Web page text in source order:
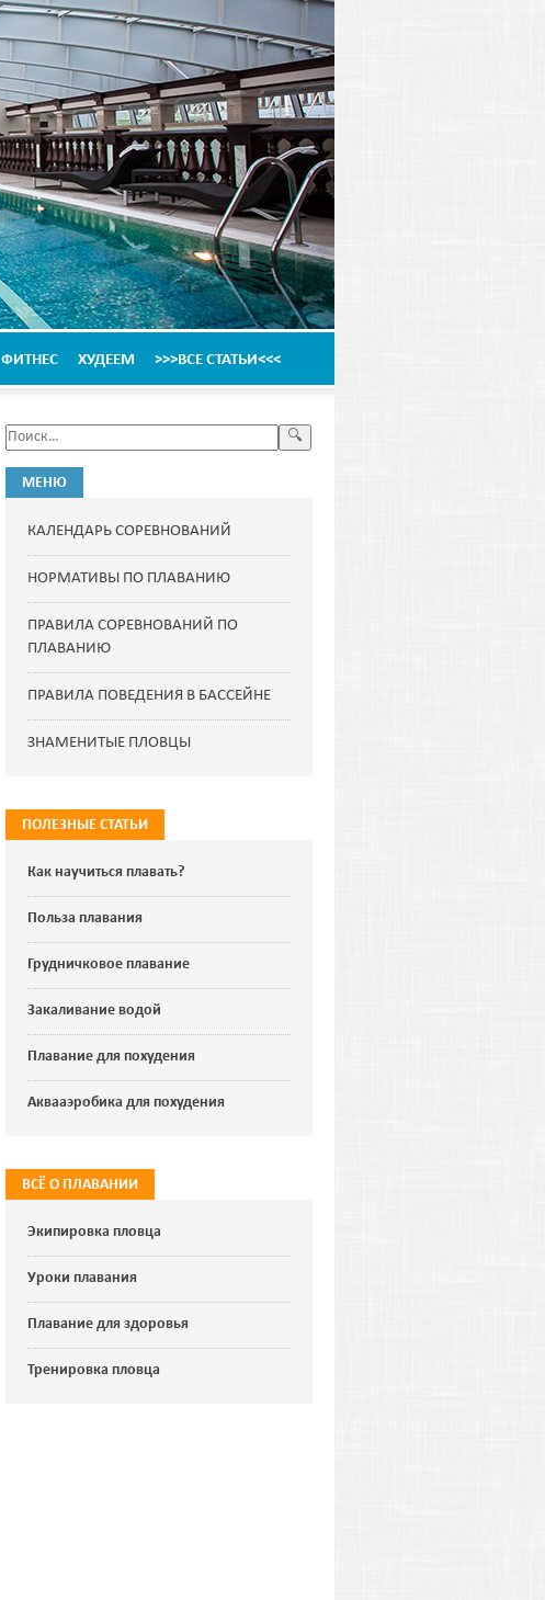
ФИТНЕС ХУДЕЕМ >>>ВСЕ СТАТЬИ<<<
МЕНЮ
КАЛЕНДАРЬ СОРЕВНОВАНИЙ
НОРМАТИВЫ ПО ПЛАВАНИЮ
ПРАВИЛА СОРЕВНОВАНИЙ ПО
ПЛАВАНИЮ
ПРАВИЛА ПОВЕДЕНИЯ В БАССЕЙНЕ
ЗНАМЕНИТЫЕ ПЛОВЦЫ
ПОЛЕЗНЫЕ СТАТЬИ
Как научиться плавать?
Польза плавания
Грудничковое плавание
Закаливание водой
Плавание для похудения
Аквааэробика для похудения
ВСЁ О ПЛАВАНИИ
Экипировка пловца
Уроки плавания
Плавание для здоровья
Тренировка пловца